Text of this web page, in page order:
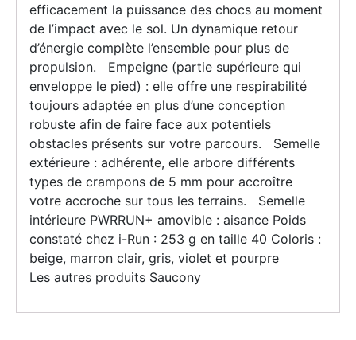
efficacement la puissance des chocs au moment
de l’impact avec le sol. Un dynamique retour
d’énergie complète l’ensemble pour plus de
propulsion. Empeigne (partie supérieure qui
enveloppe le pied) : elle offre une respirabilité
toujours adaptée en plus d’une conception
robuste afin de faire face aux potentiels
obstacles présents sur votre parcours. Semelle
extérieure : adhérente, elle arbore différents
types de crampons de 5 mm pour accroître
votre accroche sur tous les terrains. Semelle
intérieure PWRRUN+ amovible : aisance Poids
constaté chez i-Run : 253 g en taille 40 Coloris :
beige, marron clair, gris, violet et pourpre
Les autres produits Saucony